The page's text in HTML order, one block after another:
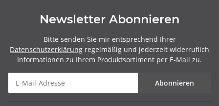
Newsletter Abonnieren
Bitte senden Sie mir entsprechend Ihrer
Datenschutzerklärung regelmäßig und jederzeit widerruflich
Informationen zu Ihrem Produktsortiment per E-Mail zu.
Abonnieren